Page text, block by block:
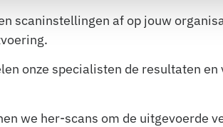
scaninstellingen af op jouw
onze specialisten de resultaten
we her-scans om de uitgevoerde